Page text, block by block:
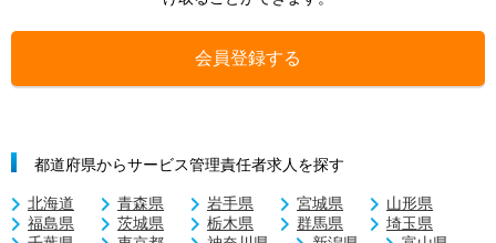
会員登録する
都道府県からサービス管理責任者求人を探す
北海道 青森県 岩手県 宮城県
山形県
福島県
茨城県 栃木県 群馬県
埼玉県